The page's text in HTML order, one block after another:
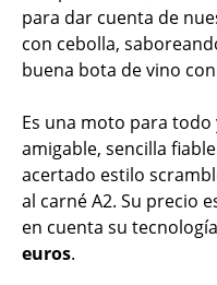
para dar cuenta de
con cebolla,
buena bota de vino
Es una moto para
amigable, sencilla
acertado estilo
al carné A2. Su precio
en cuenta su
euros.